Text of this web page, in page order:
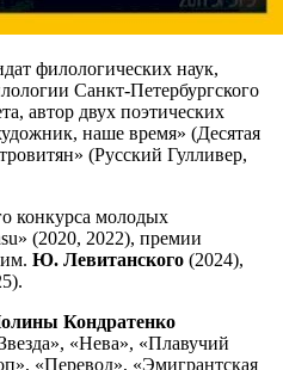
филологических наук,
Санкт-Петербургского
автор двух поэтических
наше время» (Десятая
(Русский Гулливер,
конкурса молодых
(2020, 2022), премии
Ю. Левитанского (2024),
Кондратенко
«Нева», «Плавучий
«Перевод», «Эмигрантская